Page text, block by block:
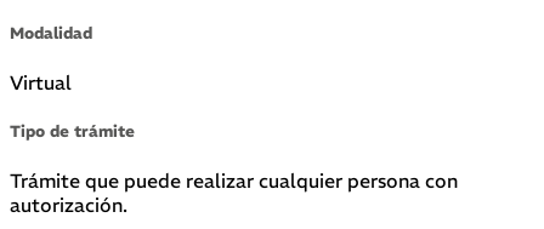
Modalidad
Virtual
Tipo de trámite
Trámite que puede realizar cualquier persona con
autorización.